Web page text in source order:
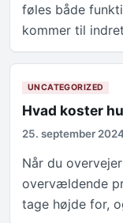
føles både
kommer til
UNCATEGORIZED
Hvad koster
25. september
Når du
overvældende
tage højde for,